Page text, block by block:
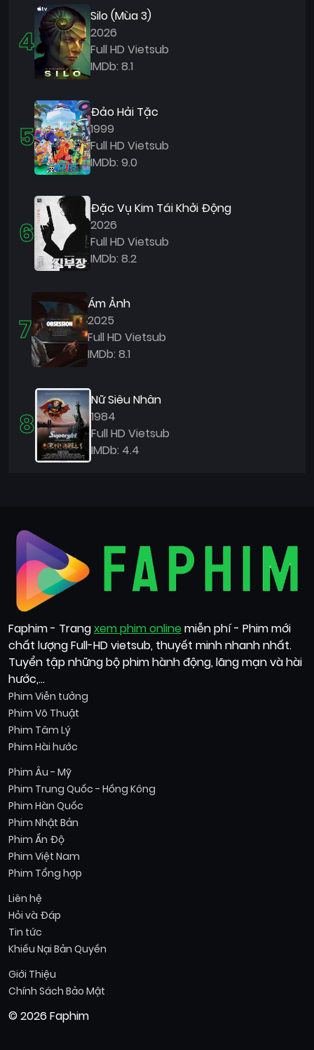
4
Silo (Mùa 3)
2026
Full HD Vietsub
IMDb: 8.1
5
Đảo Hải Tặc
1999
Full HD Vietsub
IMDb: 9.0
6
Đặc Vụ Kim Tái Khởi Động
2026
Full HD Vietsub
IMDb: 8.2
7
Ám Ảnh
2025
Full HD Vietsub
IMDb: 8.1
8
Nữ Siêu Nhân
1984
Full HD Vietsub
IMDb: 4.4
Faphim - Trangxem phim online miễn phí - Phim mới
chất lượng Full-HD vietsub, thuyết minh nhanh nhất.
Tuyển tập những bộ phim hành động, lãng mạn và hài
hước,...
Phim Viễn tưởng
Phim Võ Thuật
Phim Tâm Lý
Phim Hài hước
Phim Âu - Mỹ
Phim Trung Quốc - Hồng Kông
Phim Hàn Quốc
Phim Nhật Bản
Phim Ấn Độ
Phim Việt Nam
Phim Tổng hợp
Liên hệ
Hỏi và Đáp
Tin tức
Khiếu Nại Bản Quyền
Giới Thiệu
Chính Sách Bảo Mật
© 2026 Faphim